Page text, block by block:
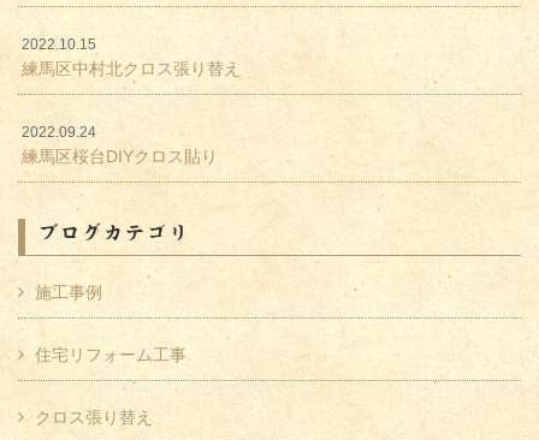
2022.10.15
練馬区中村北クロス張り替え
2022.09.24
練馬区桜台DIYクロス貼り
ブログカテゴリ
施工事例
住宅リフォーム工事
クロス張り替え